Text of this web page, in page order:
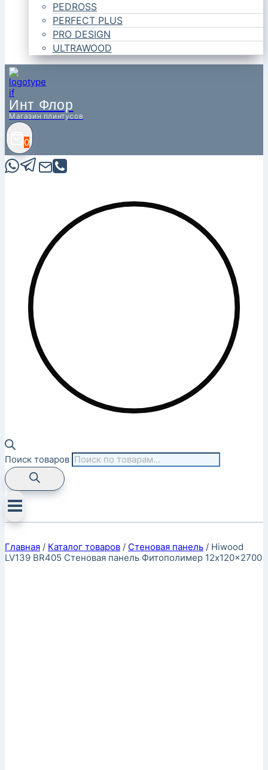
PEDROSS
PERFECT PLUS
PRO DESIGN
ULTRAWOOD
Инт Флор
Магазин плинтусов
0
Поиск товаров
Главная / Каталог товаров / Стеновая панель / Hiwood
LV139 BR405 Стеновая панель Фитополимер 12x120x2700